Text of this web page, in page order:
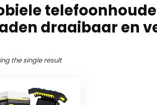
draaibaar en
the single result